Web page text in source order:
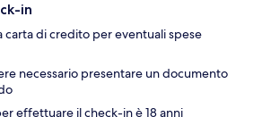
in
carta di credito per eventuali spese
necessario presentare un documento
effettuare il check-in è 18 anni